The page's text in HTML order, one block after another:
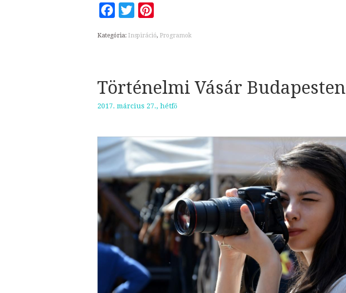
Facebook
Twitter
Kategória: Inspiráció, Programok
Történelmi Vásár Budapesten
2017. március 27., hétfő